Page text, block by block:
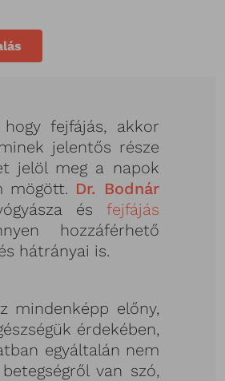
fejfájás, akkor
jelentős része
jelöl meg a napok
mögött. Dr. Bodnár
és fejfájás
hozzáférhető
hátrányai is.
mindenképp előny,
érdekében,
egyáltalán nem
van szó,